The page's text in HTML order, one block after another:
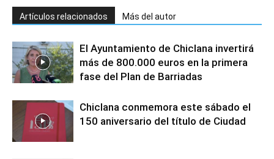
Artículos relacionados Más del autor
El Ayuntamiento de Chiclana invertirá
más de 800.000 euros en la primera
fase del Plan de Barriadas
Chiclana conmemora este sábado el
150 aniversario del título de Ciudad